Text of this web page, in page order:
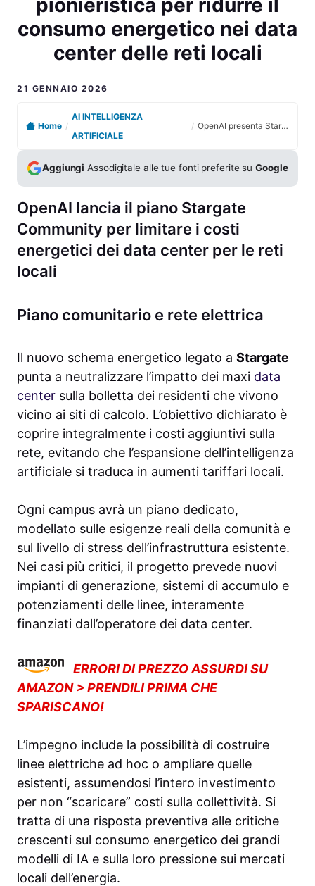
pionieristica per ridurre il
consumo energetico nei data
center delle reti locali
21 GENNAIO 2026
Home /
AI INTELLIGENZA
ARTIFICIALE
/ OpenAI presenta Stargate Community: iniziativa pionieristica per ridurre il consumo energetico nei data center delle reti locali
Aggiungi Assodigitale alle tue fonti preferite suGoogle
OpenAI lancia il piano Stargate
Community per limitare i costi
energetici dei data center per le reti
locali
Piano comunitario e rete elettrica
Il nuovo schema energetico legato a Stargate
punta a neutralizzare l’impatto dei maxi data
center sulla bolletta dei residenti che vivono
vicino ai siti di calcolo. L’obiettivo dichiarato è
coprire integralmente i costi aggiuntivi sulla
rete, evitando che l’espansione dell’intelligenza
artificiale si traduca in aumenti tariffari locali.
Ogni campus avrà un piano dedicato,
modellato sulle esigenze reali della comunità e
sul livello di stress dell’infrastruttura esistente.
Nei casi più critici, il progetto prevede nuovi
impianti di generazione, sistemi di accumulo e
potenziamenti delle linee, interamente
finanziati dall’operatore dei data center.
ERRORI DI PREZZO ASSURDI SU
AMAZON > PRENDILI PRIMA CHE
SPARISCANO!
L’impegno include la possibilità di costruire
linee elettriche ad hoc o ampliare quelle
esistenti, assumendosi l’intero investimento
per non “scaricare” costi sulla collettività. Si
tratta di una risposta preventiva alle critiche
crescenti sul consumo energetico dei grandi
modelli di IA e sulla loro pressione sui mercati
locali dell’energia.